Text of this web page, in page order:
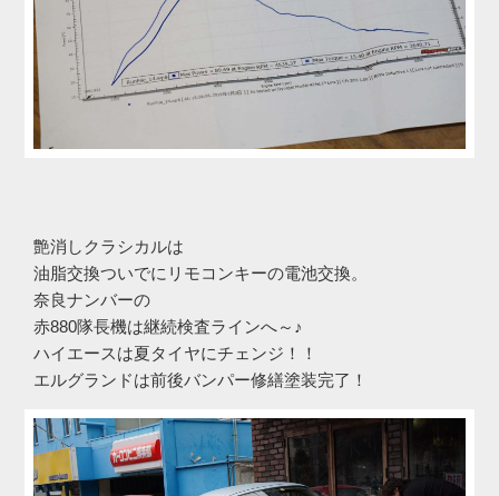
艶消しクラシカルは
油脂交換ついでにリモコンキーの電池交換。
奈良ナンバーの
赤880隊長機は継続検査ラインへ～♪
ハイエースは夏タイヤにチェンジ！！
エルグランドは前後バンパー修繕塗装完了！